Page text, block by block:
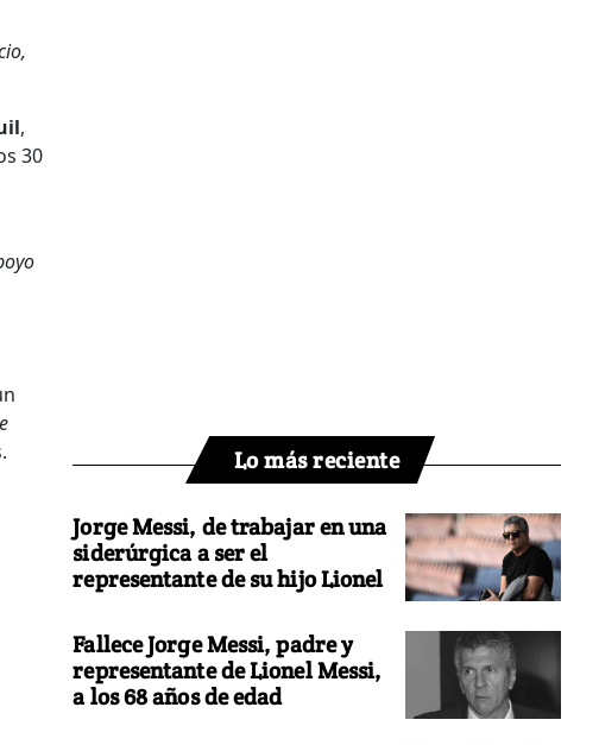
,
30
Lo más reciente
Jorge Messi, de trabajar en una
siderúrgica a ser el
representante de su hijo Lionel
Fallece Jorge Messi, padre y
representante de Lionel Messi,
a los 68 años de edad